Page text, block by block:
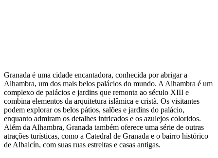
Granada é uma cidade encantadora, conhecida por abrigar a
Alhambra, um dos mais belos palácios do mundo. A Alhambra é um
complexo de palácios e jardins que remonta ao século XIII e
combina elementos da arquitetura islâmica e cristã. Os visitantes
podem explorar os belos pátios, salões e jardins do palácio,
enquanto admiram os detalhes intricados e os azulejos coloridos.
Além da Alhambra, Granada também oferece uma série de outras
atrações turísticas, como a Catedral de Granada e o bairro histórico
de Albaicín, com suas ruas estreitas e casas antigas.